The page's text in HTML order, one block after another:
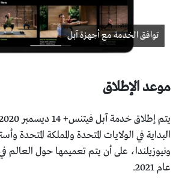
توافق الخدمة مع أجهزة آبل
موعد الإطلاق
البداية في الولايات المتحدة والمملكة المتحدة
ونيوزيلندا، على أن يتم تعميمها حول العالم
عام 2021.